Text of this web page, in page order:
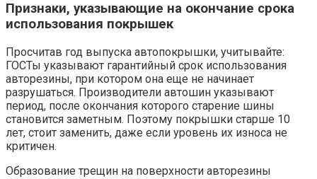
Признаки, указывающие на окончание срока
использования покрышек
Просчитав год выпуска автопокрышки, учитывайте:
ГОСТы указывают гарантийный срок использования
авторезины, при котором она еще не начинает
разрушаться. Производители автошин указывают
период, после окончания которого старение шины
становится заметным. Поэтому покрышки старше 10
лет, стоит заменить, даже если уровень их износа не
критичен.
Образование трещин на поверхности авторезины